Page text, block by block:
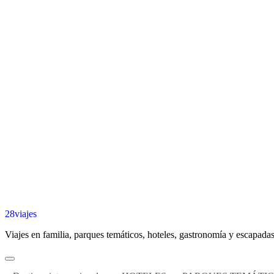
28viajes
Viajes en familia, parques temáticos, hoteles, gastronomía y